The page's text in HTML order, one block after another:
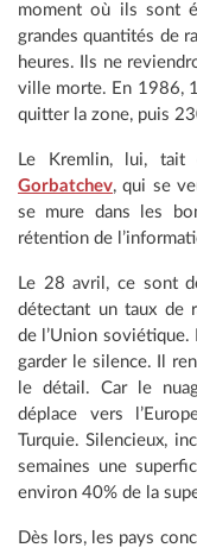
moment où ils sont
grandes quantités de
heures. Ils ne
ville morte. En 1986,
quitter la zone, puis
Le Kremlin, lui, tait
Gorbatchev, qui se
se mure dans les
rétention de
Le 28 avril, ce sont
détectant un taux de
de l’Union
garder le silence. Il
le détail. Car le
déplace vers
Turquie. Silencieux,
semaines une
environ 40% de la
Dès lors, les pays